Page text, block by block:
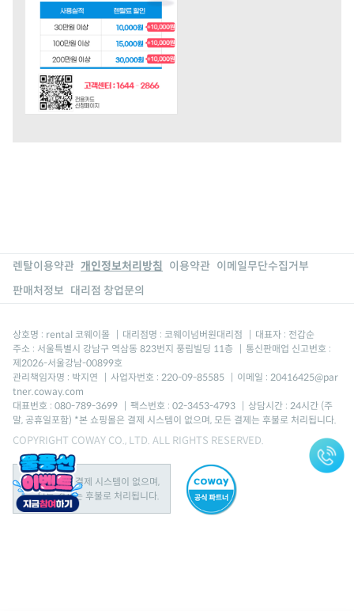
렌탈이용약관 개인정보처리방침 이용약관 이메일무단수집거부
판매처정보 대리점 창업문의
상호명 : rental 코웨이몰 | 대리점명 : 코웨이넘버원대리점 | 대표자 : 전갑순
주소 : 서울특별시 강남구 역삼동 823번지 풍림빌딩 11층
| 통신판매업 신고번호 :
제2026-서울강남-00899호
관리책임자명 : 박지연
| 사업자번호 : 220-09-85585 | 이메일 : 20416425@par
tner.coway.com
대표번호 : 080-789-3699 | 팩스번호 : 02-3453-4793 | 상담시간 : 24시간 (주
말, 공휴일포함) *본 쇼핑몰은 결제 시스템이 없으며, 모든 결제는 후불로 처리됩니다.
COPYRIGHT COWAY CO., LTD. ALL RIGHTS RESERVED.
본 쇼핑몰은 결제 시스템이 없으며,
모든 결제는 후불로 처리됩니다.